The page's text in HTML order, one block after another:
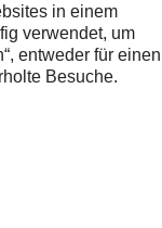
in einem
verwendet, um
entweder für einen
Besuche.